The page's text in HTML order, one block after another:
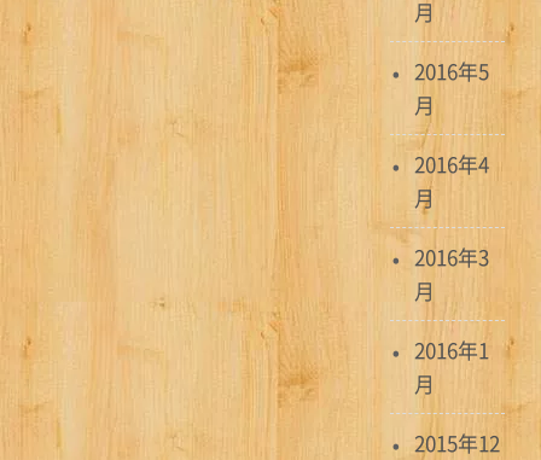
月
2016年5
月
2016年4
月
2016年3
月
2016年1
月
2015年12